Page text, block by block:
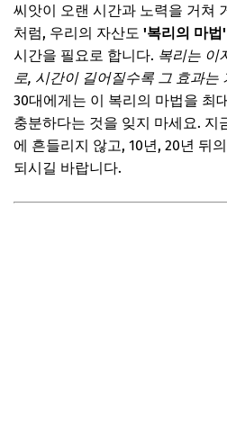
📌 지금 뜨는 꿀정보! 놓치지 마세
추가할인 코드 WRVE6
📌 지금 뜨는 꿀정보! 놓치지 마세
추가할인 코드 WRVE6
자주 묻는 질문
Q. 30대에 재테크 시작, 너무 늦었
Q. 어떤 마인드셋이 가장 중요할
씨앗이 오랜 시간과 노력을 거쳐
처럼, 우리의 자산도 '복리의 마법'
시간을 필요로 합니다. 복리는 이
로, 시간이 길어질수록 그 효과는
30대에게는 이 복리의 마법을 최
충분하다는 것을 잊지 마세요. 지
에 흔들리지 않고, 10년, 20년 뒤
되시길 바랍니다.